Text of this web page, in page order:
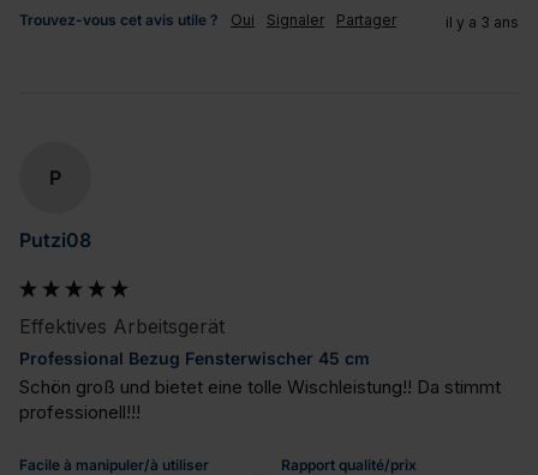
Trouvez-vous cet avis utile ? Oui Signaler Partager il y a 3 ans
P
Putzi08
Effektives Arbeitsgerät
Professional Bezug Fensterwischer 45 cm
Schön groß und bietet eine tolle Wischleistung!! Da stimmt
professionell!!!
Facile à manipuler/à utiliser Rapport qualité/prix